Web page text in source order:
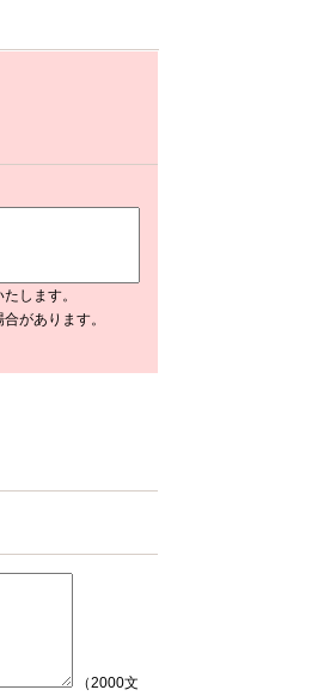
します。
があります。
（2000文